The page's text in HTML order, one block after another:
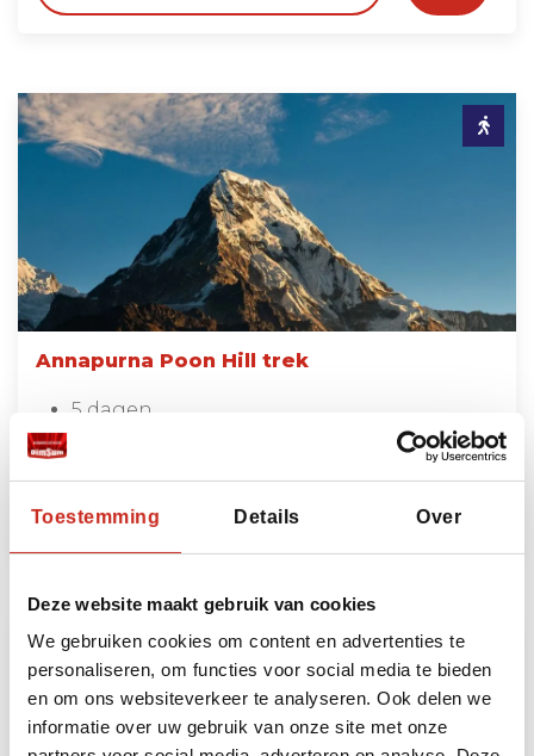
Toestemming Details Over
Deze website maakt gebruik van cookies
We gebruiken cookies om content en advertenties te
personaliseren, om functies voor social media te bieden
en om ons websiteverkeer te analyseren. Ook delen we
informatie over uw gebruik van onze site met onze
Annapurna Poon Hill trek
5 dagen
Lees meer